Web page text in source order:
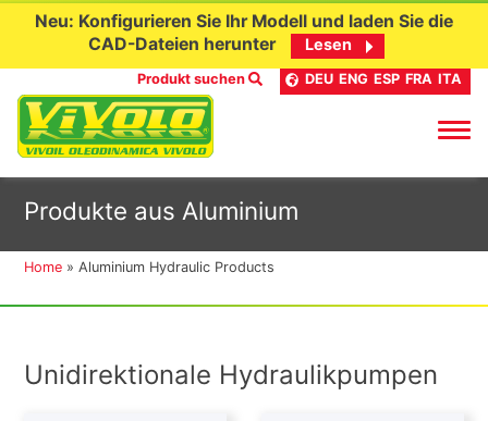
Neu: Konfigurieren Sie Ihr Modell und laden Sie die
CAD-Dateien herunter
Lesen
Produkt suchen DEU ENG ESP FRA ITA
Produkte aus Aluminium
Home »Aluminium Hydraulic Products
Unidirektionale Hydraulikpumpen